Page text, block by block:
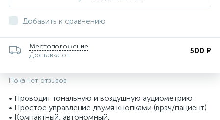
Добавить к сравнению
Местоположение
Доставка от
500 ₽
Пока нет отзывов
• Проводит тональную и воздушную аудиометрию.
• Простое управление двумя кнопками (врач/пациент).
• Компактный, автономный.